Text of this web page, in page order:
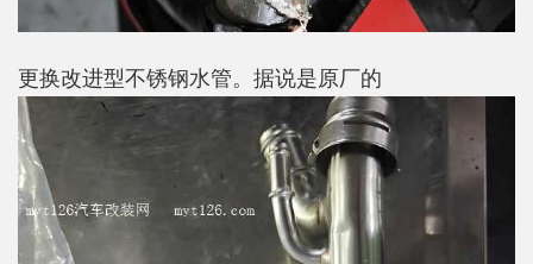
更换改进型不锈钢水管。据说是原厂的